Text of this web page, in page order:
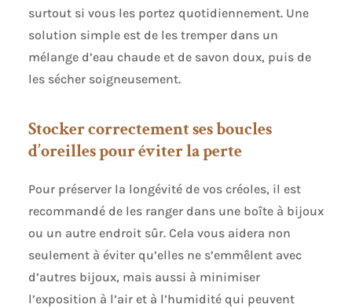
surtout si vous les portez quotidiennement. Une
solution simple est de les tremper dans un
mélange d’eau chaude et de savon doux, puis de
les sécher soigneusement.
Stocker correctement ses boucles
d’oreilles pour éviter la perte
Pour préserver la longévité de vos créoles, il est
recommandé de les ranger dans une boîte à bijoux
ou un autre endroit sûr. Cela vous aidera non
seulement à éviter qu’elles ne s’emmêlent avec
d’autres bijoux, mais aussi à minimiser
l’exposition à l’air et à l’humidité qui peuvent